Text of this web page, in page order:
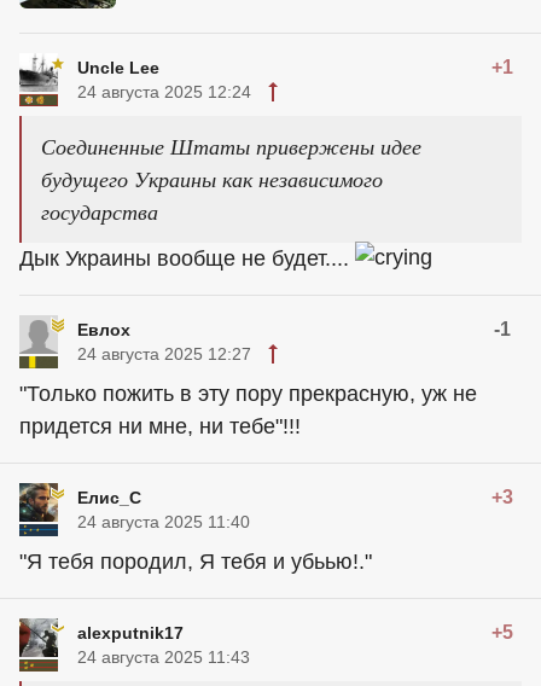
Uncle Lee +1
24 августа 2025 12:24
Соединенные Штаты привержены идее
будущего Украины как независимого
государства
Дык Украины вообще не будет....
Евлох -1
24 августа 2025 12:27
"Только пожить в эту пору прекрасную, уж не
придется ни мне, ни тебе"!!!
Елис_С +3
24 августа 2025 11:40
"Я тебя породил, Я тебя и убьью!."
alexputnik17 +5
24 августа 2025 11:43